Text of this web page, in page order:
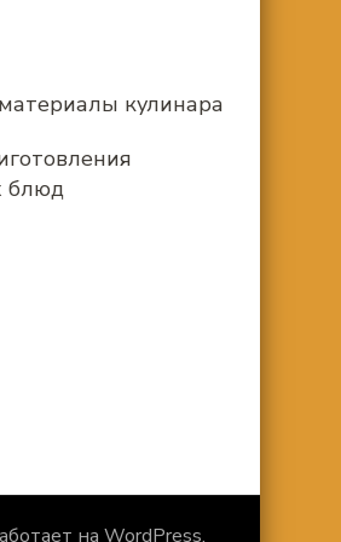
кулинара
блюд
на WordPress.